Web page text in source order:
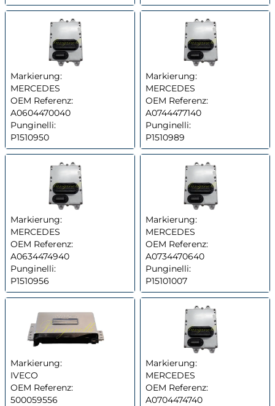
Markierung:
MERCEDES
OEM Referenz:
A0604470040
Punginelli:
P1510950
Markierung:
MERCEDES
OEM Referenz:
A0744477140
Punginelli:
P1510989
Markierung:
MERCEDES
OEM Referenz:
A0634474940
Punginelli:
P1510956
Markierung:
MERCEDES
OEM Referenz:
A0734470640
Punginelli:
P15101007
Markierung:
IVECO
OEM Referenz:
500059556
Markierung:
MERCEDES
OEM Referenz:
A0704474740